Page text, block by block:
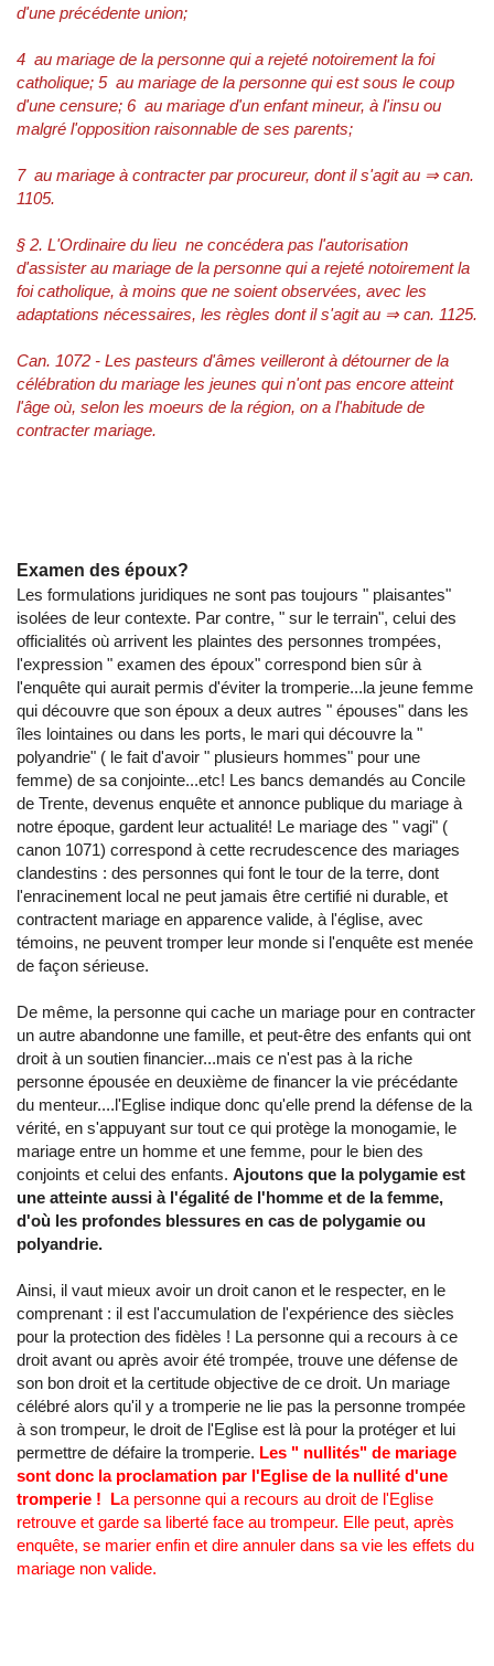
d'une précédente union;
4 au mariage de la personne qui a rejeté notoirement la foi
catholique; 5 au mariage de la personne qui est sous le coup
d'une censure; 6 au mariage d'un enfant mineur, à l'insu ou
malgré l'opposition raisonnable de ses parents;
7 au mariage à contracter par procureur, dont il s'agit au ⇒ can.
1105.
§ 2. L'Ordinaire du lieu ne concédera pas l'autorisation
d'assister au mariage de la personne qui a rejeté notoirement la
foi catholique, à moins que ne soient observées, avec les
adaptations nécessaires, les règles dont il s'agit au ⇒ can. 1125.
Can. 1072 - Les pasteurs d'âmes veilleront à détourner de la
célébration du mariage les jeunes qui n'ont pas encore atteint
l'âge où, selon les moeurs de la région, on a l'habitude de
contracter mariage.
Examen des époux?
Les formulations juridiques ne sont pas toujours " plaisantes"
isolées de leur contexte. Par contre, " sur le terrain", celui des
officialités où arrivent les plaintes des personnes trompées,
l'expression " examen des époux" correspond bien sûr à
l'enquête qui aurait permis d'éviter la tromperie...la jeune femme
qui découvre que son époux a deux autres " épouses" dans les
îles lointaines ou dans les ports, le mari qui découvre la "
polyandrie" ( le fait d'avoir " plusieurs hommes" pour une
femme) de sa conjointe...etc! Les bancs demandés au Concile
de Trente, devenus enquête et annonce publique du mariage à
notre époque, gardent leur actualité! Le mariage des " vagi" (
canon 1071) correspond à cette recrudescence des mariages
clandestins : des personnes qui font le tour de la terre, dont
l'enracinement local ne peut jamais être certifié ni durable, et
contractent mariage en apparence valide, à l'église, avec
témoins, ne peuvent tromper leur monde si l'enquête est menée
de façon sérieuse.
De même, la personne qui cache un mariage pour en contracter
un autre abandonne une famille, et peut-être des enfants qui ont
droit à un soutien financier...mais ce n'est pas à la riche
personne épousée en deuxième de financer la vie précédante
du menteur....l'Eglise indique donc qu'elle prend la défense de la
vérité, en s'appuyant sur tout ce qui protège la monogamie, le
mariage entre un homme et une femme, pour le bien des
conjoints et celui des enfants. Ajoutons que la polygamie est
une atteinte aussi à l'égalité de l'homme et de la femme,
d'où les profondes blessures en cas de polygamie ou
polyandrie.
Ainsi, il vaut mieux avoir un droit canon et le respecter, en le
comprenant : il est l'accumulation de l'expérience des siècles
pour la protection des fidèles ! La personne qui a recours à ce
droit avant ou après avoir été trompée, trouve une défense de
son bon droit et la certitude objective de ce droit. Un mariage
célébré alors qu'il y a tromperie ne lie pas la personne trompée
à son trompeur, le droit de l'Eglise est là pour la protéger et lui
permettre de défaire la tromperie. Les " nullités" de mariage
sont donc la proclamation par l'Eglise de la nullité d'une
tromperie ! La personne qui a recours au droit de l'Eglise
retrouve et garde sa liberté face au trompeur. Elle peut, après
enquête, se marier enfin et dire annuler dans sa vie les effets du
mariage non valide.